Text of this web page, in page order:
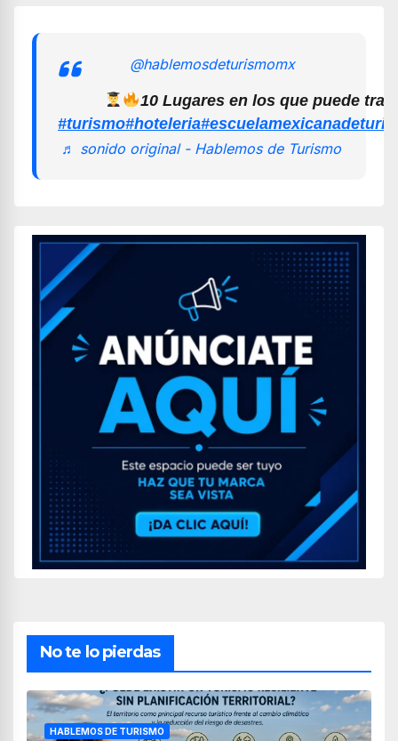
@hablemosdeturismomx
10 Lugares en los que puede
#turismo#hoteleria
♬ sonido original - Hablemos de Turismo
No te lo pierdas
HABLEMOS DE TURISMO